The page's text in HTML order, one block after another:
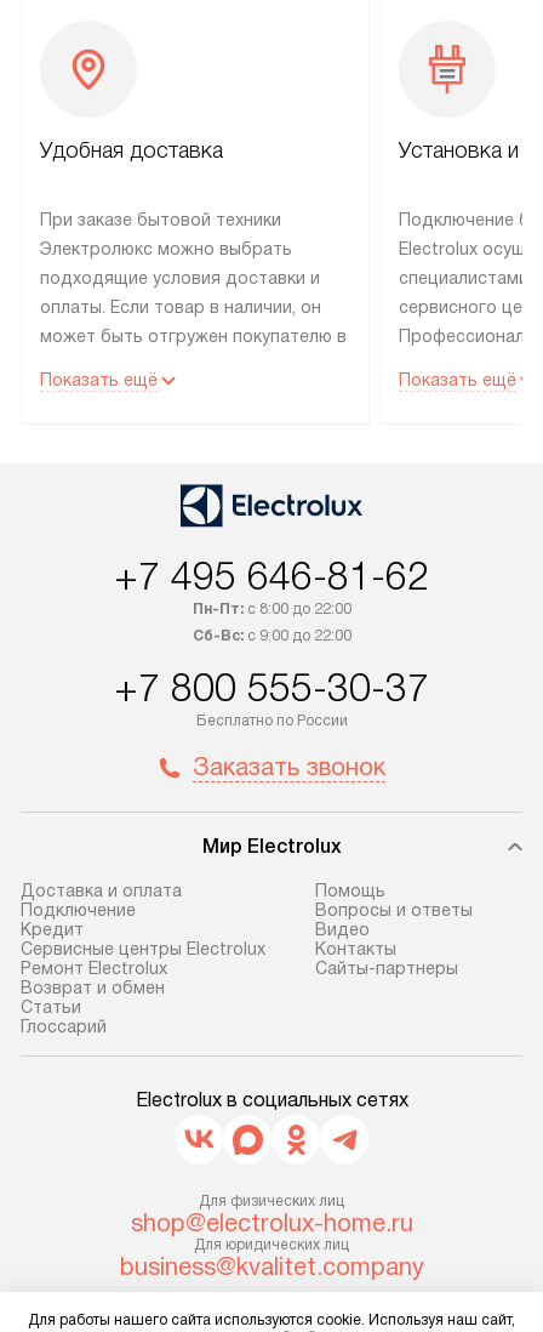
Удобная доставка
При заказе бытовой техники
Электролюкс можно выбрать
подходящие условия доставки и
оплаты. Если товар в наличии, он
может быть отгружен покупателю в
специальным лейблом
оплачивается дополнительно.
Возможна доставка товаров по
Показать ещё
Установка и
Подключение
Electrolux
специалистами
сервисного
эксплуатации
Показать ещё
+7 495 646-81-62
Пн-Пт:с 8:00 до 22:00
Сб-Вс:с 9:00 до 22:00
+7 800 555-30-37
Бесплатно по России
Заказать звонок
Мир Electrolux
Доставка и оплата
Подключение
Кредит
Сервисные центры Electrolux
Ремонт Electrolux
Возврат и обмен
Cтатьи
Глоссарий
Помощь
Вопросы и ответы
Видео
Контакты
Сайты-партнеры
Electrolux в социальных сетях
Для физических лиц
shop@electrolux-home.ru
Для юридических лиц
business@kvalitet.company
НАПИСАТЬ РУКОВОДСТВУ
Для работы нашего сайта используются cookie. Используя наш сайт,